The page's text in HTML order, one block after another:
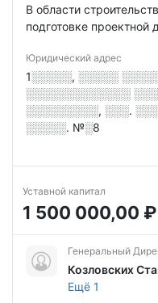
В области
подготовке проектной
Юридический адрес
1░░░░░, ░░░░░
░░░░░░░░░░░░░
░░░░░░░░░, ░░░.
░░░░░. №░8
Уставной капитал
1 500 000,00 ₽
Генеральный
Козловских
Ещё 1